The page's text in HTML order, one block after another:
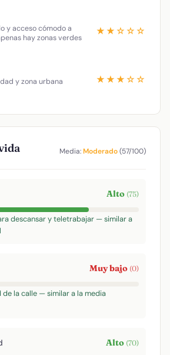
y acceso cómodo a
hay zonas verdes
★★☆☆☆
y zona urbana
★★★☆☆
Media:Moderado(57/100)
Alto (75)
descansar y teletrabajar — similar a
Muy bajo (0)
la calle — similar a la media
Alto (70)